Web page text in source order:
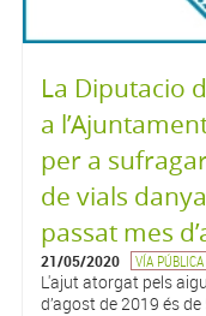
La Diputacio
a
per a
de vials
passat mes
21/05/2020 VÍA PÚBLICA
L'ajut atorgat pels
d’agost de 2019 és